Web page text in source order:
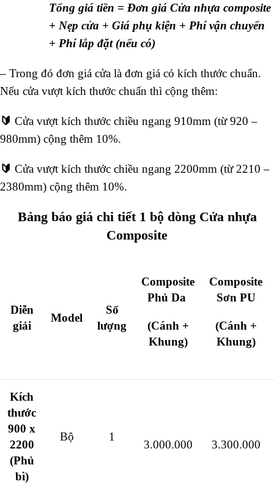
Tổng giá tiền = Đơn giá Cửa nhựa composite
+ Nẹp cửa + Giá phụ kiện + Phí vận chuyển
+ Phí lắp đặt (nếu có)
– Trong đó đơn giá cửa là đơn giá có kích thước chuẩn.
Nếu cửa vượt kích thước chuẩn thì cộng thêm:
🔰 Cửa vượt kích thước chiều ngang 910mm (từ 920 –
980mm) cộng thêm 10%.
🔰 Cửa vượt kích thước chiều ngang 2200mm (từ 2210 –
2380mm) cộng thêm 10%.
Bảng báo giá chi tiết 1 bộ dòng Cửa nhựa
Composite
Diễn
giải
Model
Số
lượng
Composite
Phủ Da
(Cánh +
Khung)
Composite
Sơn PU
(Cánh +
Khung)
Kích
thước
900 x
2200
(Phủ
bì)
Bộ 1
3.000.000 3.300.000